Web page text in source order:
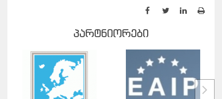
ᲞᲐᲠᲢᲜᲘᲝᲠᲔᲑᲘ